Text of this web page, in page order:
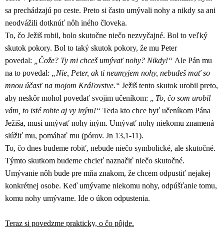
sa prechádzajú po ceste. Preto si často umývali nohy a nikdy sa ani
neodvážili dotknúť nôh iného človeka.
To, čo Ježiš robil, bolo skutočne niečo nezvyčajné. Bol to veľký
skutok pokory. Bol to taký skutok pokory, že mu Peter
povedal: „Čože? Ty mi chceš umývať nohy? Nikdy!“ Ale Pán mu
na to povedal: „Nie, Peter, ak ti neumyjem nohy, nebudeš mať so
mnou účasť na mojom Kráľovstve.“ Ježiš tento skutok urobil preto,
aby neskôr mohol povedať svojim učeníkom: „ To, čo som urobil
vám, to isté robte aj vy iným!“ Teda kto chce byť učeníkom Pána
Ježiša, musí umývať nohy iným. Umývať nohy niekomu znamená
slúžiť mu, pomáhať mu (pórov. Jn 13,1-11).
To, čo dnes budeme robiť, nebude niečo symbolické, ale skutočné.
Týmto skutkom budeme chcieť naznačiť niečo skutočné.
Umývanie nôh bude pre mňa znakom, že chcem odpustiť nejakej
konkrétnej osobe. Keď umývame niekomu nohy, odpúšťanie tomu,
komu nohy umývame. Ide o úkon odpustenia.
Teraz si povedzme prakticky, o čo pôjde.